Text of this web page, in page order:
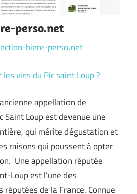
perso.net
biere-perso.net
vins du Pic saint Loup ?
appellation de
Saint Loup est devenue une
qui mérite dégustation et
raisons qui poussent à opter
Une appellation réputée
Loup est l’une des
de la France. Connue